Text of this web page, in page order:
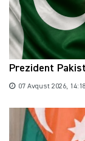
Prezident
07 Avqust 2026, 14:18